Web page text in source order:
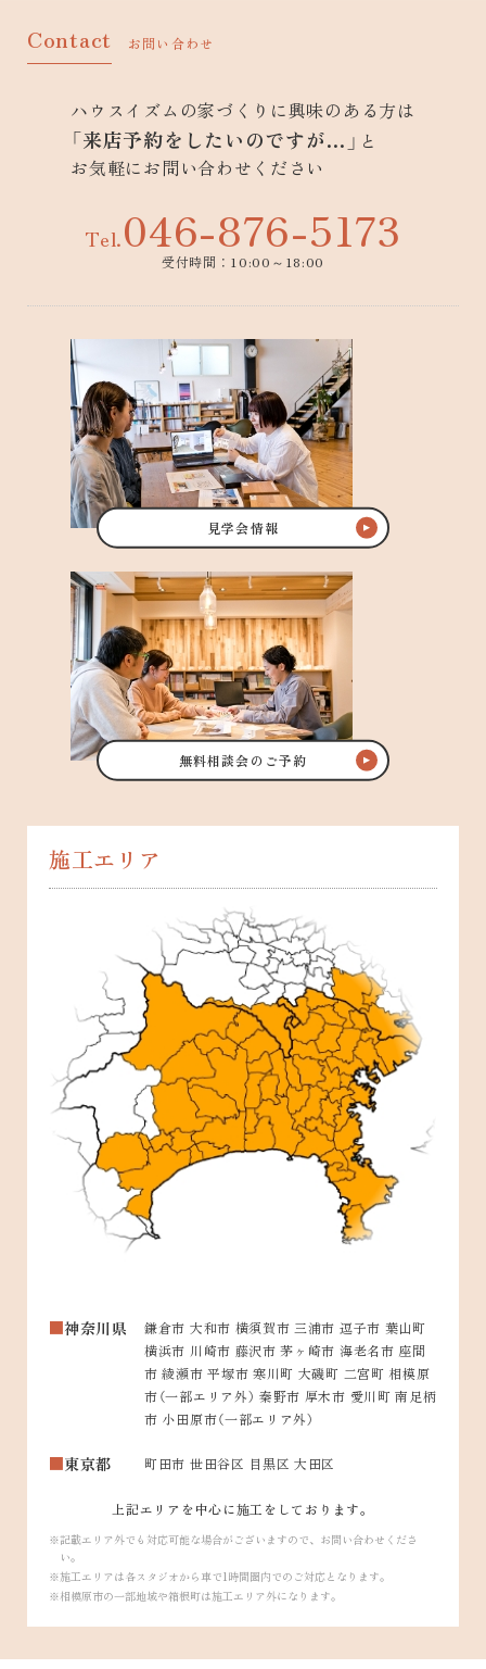
Contact お問い合わせ
ハウスイズムの家づくりに興味のある方は
「来店予約をしたいのですが…」 と
お気軽にお問い合わせください
Tel.046-876-5173
受付時間：10:00～18:00
見学会情報
無料相談会のご予約
施工エリア
神奈川県
鎌倉市 大和市 横須賀市 三浦市 逗子市 葉山町
横浜市 川崎市 藤沢市 茅ヶ崎市 海老名市 座間
市 綾瀬市 平塚市 寒川町 大磯町 二宮町 相模原
市（一部エリア外） 秦野市 厚木市 愛川町 南足柄
市 小田原市（一部エリア外）
東京都 町田市 世田谷区 目黒区 大田区
上記エリアを中心に施工をしております。
記載エリア外でも対応可能な場合がございますので、お問い合わせくださ
い。
施工エリアは各スタジオから車で1時間圏内でのご対応となります。
相模原市の一部地域や箱根町は施工エリア外になります。